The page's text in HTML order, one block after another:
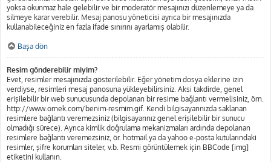
yoksa okunmaz hale gelebilir ve bir moderatör mesajınızı düzenlemeye ya da
silmeye karar verebilir. Mesaj panosu yöneticisi ayrıca bir mesajınızda
kullanabileceğiniz en fazla ifade sınırını ayarlamış olabilir.
Başa dön
Resim gönderebilir miyim?
Evet, resimler mesajınızda gösterilebilir. Eğer yönetim dosya eklerine izin
verdiyse, resimleri mesaj panosuna yükleyebilirsiniz. Aksi takdirde, genel
erişilebilir bir web sunucusunda depolanan bir resime bağlantı vermelisiniz, örn.
http://www.ornek.com/benim-resmim.gif. Kendi bilgisayarınızda saklanan
resimlere bağlantı veremezsiniz (bilgisayarınız genel erişilebilir bir sunucu
olmadığı sürece). Ayrıca kimlik doğrulama mekanizmaları ardında depolanan
resimlere bağlantı veremezsiniz, ör. hotmail ya da yahoo e-posta kutularındaki
resimler, şifre korumları siteler, v.b. Resmi görüntülemek için BBCode [img]
etiketini kullanın.